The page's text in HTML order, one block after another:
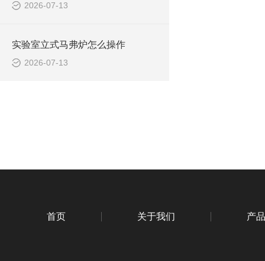
2026-07-13
实验室立式马弗炉怎么操作
2026-07-13
首页 关于我们 产